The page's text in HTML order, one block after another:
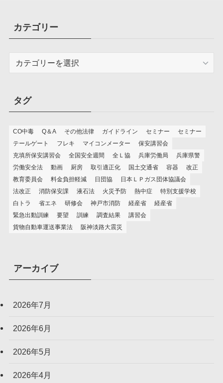
カテゴリー
ー
タグ
CO中毒 Q＆A その他法律 ガイドライン セミナー
セミナー
テールゲート
フレキ マイコンメーター
保安講習会
充填所保安講習会
全国安全週間 全Ｌ協 兵庫労働局
兵庫県警
労働安全法
動画 厨房 取引適正化 国土交通省 容器
改正
教育委員会
料金負担軽減 日団協
日本ＬＰガス団体協議会
法改正
消防保安課 液石法 火災予防 熱中症
特別支援学校
白トラ
省エネ 研修会 神戸市消防 経産省
経産省
緊急出動訓練
要望 訓練 調査結果
講習会
貨物自動車運送事業法
阪神淡路大震災
アーカイブ
2026年7月
2026年6月
2026年5月
2026年4月